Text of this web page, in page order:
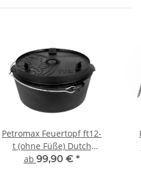
Petromax Feuertopf ft12-
t (ohne Füße) Dutch
Oven aus Gusseisen -
ab 99,90 € *